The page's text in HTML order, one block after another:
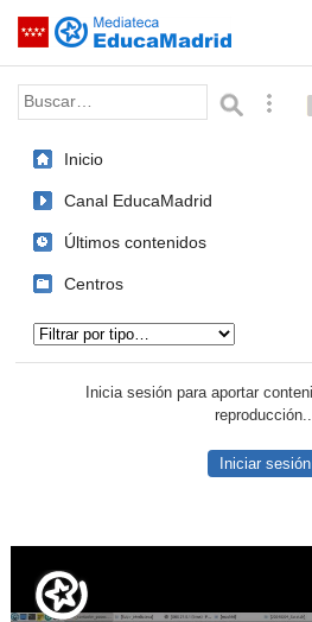
Saltar navegación
Palabra o frase:
Inicio
Canal EducaMadrid
Últimos contenidos
Centros
Inicia sesión para aportar
Iniciar sesión